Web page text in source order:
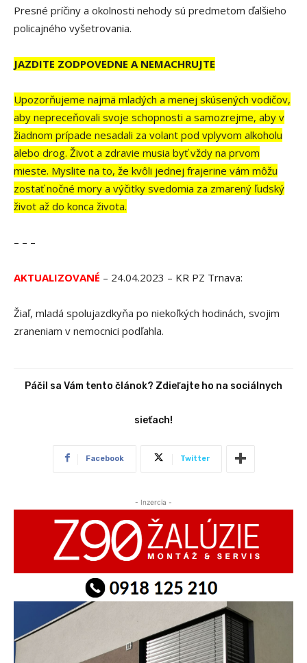
Presné príčiny a okolnosti nehody sú predmetom ďalšieho
policajného vyšetrovania.
JAZDITE ZODPOVEDNE A NEMACHRUJTE
Upozorňujeme najmä mladých a menej skúsených vodičov,
aby nepreceňovali svoje schopnosti a samozrejme, aby v
žiadnom prípade nesadali za volant pod vplyvom alkoholu
alebo drog. Život a zdravie musia byť vždy na prvom
mieste. Myslite na to, že kvôli jednej frajerine vám môžu
zostať nočné mory a výčitky svedomia za zmarený ľudský
život až do konca života.
– – –
AKTUALIZOVANÉ – 24.04.2023 – KR PZ Trnava:
Žiaľ, mladá spolujazdkyňa po niekoľkých hodinách, svojim
zraneniam v nemocnici podľahla.
Páčil sa Vám tento článok? Zdieľajte ho na sociálnych
sieťach!
Facebook Twitter
- Inzercia -